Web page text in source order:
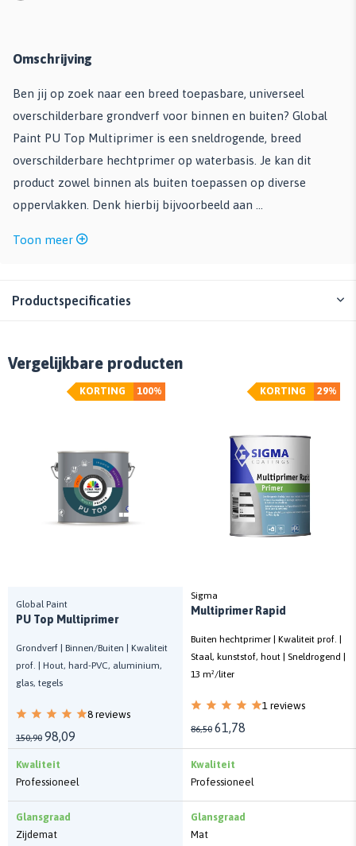
Omschrijving
Ben jij op zoek naar een breed toepasbare, universeel
overschilderbare grondverf voor binnen en buiten? Global
Paint PU Top Multiprimer is een sneldrogende, breed
overschilderbare hechtprimer op waterbasis. Je kan dit
product zowel binnen als buiten toepassen op diverse
oppervlakken. Denk hierbij bijvoorbeeld aan ...
Toon meer
Productspecificaties
Vergelijkbare producten
100%
KORTING
Global Paint
PU Top Multiprimer
Grondverf | Binnen/Buiten | Kwaliteit
prof. | Hout, hard-PVC, aluminium,
glas, tegels
8 reviews
150,90 98,09
Kwaliteit
Professioneel
Glansgraad
Zijdemat
29%
KORTING
Sigma
Multiprimer Rapid
Buiten hechtprimer | Kwaliteit prof. |
Staal, kunststof, hout | Sneldrogend |
13 m²/liter
1 reviews
86,50 61,78
Kwaliteit
Professioneel
Glansgraad
Mat